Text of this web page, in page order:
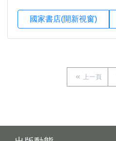
國家書店(開新視窗)
上一頁